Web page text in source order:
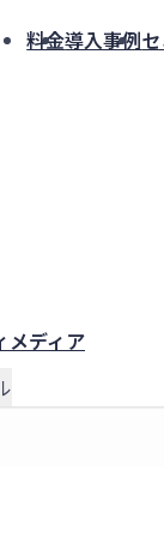
料金導入事例
メディア